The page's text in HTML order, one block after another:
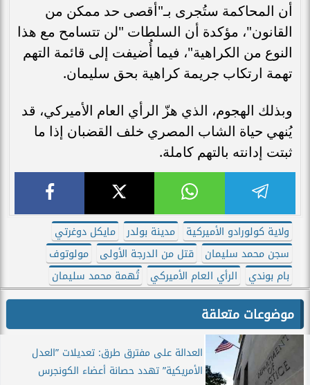
أن المحاكمة ستُجرى بـ"أقصى حد ممكن من
القانون"، مؤكدة أن السلطات "لن تتسامح مع هذا
النوع من الكراهية"، فيما أُضيفت إلى قائمة التهم
تهمة ارتكاب جريمة كراهية بحق سليمان.
وبذلك الهجوم، الذي هزّ الرأي العام الأميركي، قد
يُنهي حياة الشاب المصري خلف القضبان إذا ما
ثبتت إدانته بالتهم كاملة.
ولاية كولورادو الأميركية مدينة بولدر
مايكل دوغرتي
سجن محمد سليمان
قتل من الدرجة الأولى
مولوتوف
بام بوندي
الرأي العام الأميركي تُهمة محمد سليمان
موضوعات متعلقة
العدالة على مفترق طرق: تعديلات ”العدل
الأمريكية” تهدد حصانة أعضاء الكونجرس